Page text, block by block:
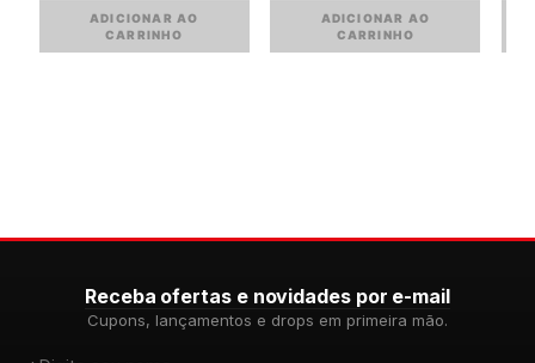
ADICIONAR AO
CARRINHO
ADICIONAR AO
CARRINHO
Receba ofertas e novidades por e-mail
Cupons, lançamentos e drops em primeira mão.